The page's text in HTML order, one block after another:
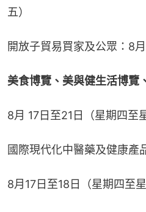
五）
開放子貿易買家及公眾：8月
美食博覽、美與健生活博覽
8月 17日至21日（星期四至
國際現代化中醫藥及健康產
8月17日至18日（星期四至星